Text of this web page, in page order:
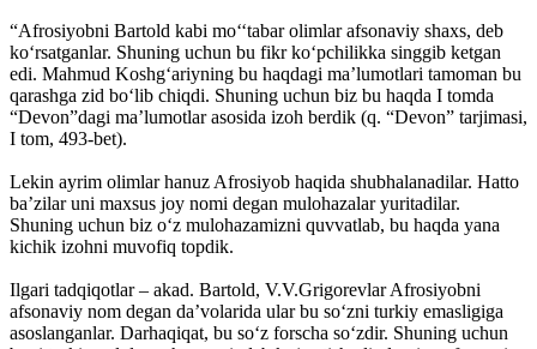
“Afrosiyobni Bartold kabi mo‘‘tabar olimlar afsonaviy shaxs, deb
ko‘rsatganlar. Shuning uchun bu fikr ko‘pchilikka singgib ketgan
edi. Mahmud Koshg‘ariyning bu haqdagi ma’lumotlari tamoman bu
qarashga zid bo‘lib chiqdi. Shuning uchun biz bu haqda I tomda
“Devon”dagi ma’lumotlar asosida izoh berdik (q. “Devon” tarjimasi,
I tom, 493-bet).
Lekin ayrim olimlar hanuz Afrosiyob haqida shubhalanadilar. Hatto
ba’zilar uni maxsus joy nomi degan mulohazalar yuritadilar.
Shuning uchun biz o‘z mulohazamizni quvvatlab, bu haqda yana
kichik izohni muvofiq topdik.
Ilgari tadqiqotlar – akad. Bartold, V.V.Grigorevlar Afrosiyobni
afsonaviy nom degan da’volarida ular bu so‘zni turkiy emasligiga
asoslanganlar. Darhaqiqat, bu so‘z forscha so‘zdir. Shuning uchun